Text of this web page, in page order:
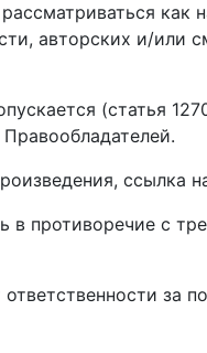
авторских и/
(статья
ссылка
противоречие с
за